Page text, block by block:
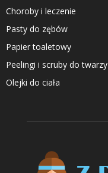
Choroby i leczenie
Pasty do zębów
Papier toaletowy
Peelingi i scruby do twarzy
Olejki do ciała